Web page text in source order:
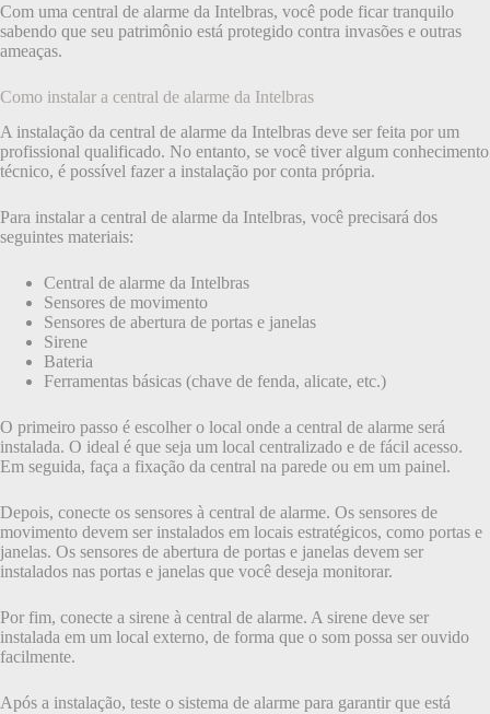
Com uma central de alarme da Intelbras, você pode ficar tranquilo
sabendo que seu patrimônio está protegido contra invasões e outras
ameaças.
Como instalar a central de alarme da Intelbras
A instalação da central de alarme da Intelbras deve ser feita por um
profissional qualificado. No entanto, se você tiver algum conhecimento
técnico, é possível fazer a instalação por conta própria.
Para instalar a central de alarme da Intelbras, você precisará dos
seguintes materiais:
Central de alarme da Intelbras
Sensores de movimento
Sensores de abertura de portas e janelas
Sirene
Bateria
Ferramentas básicas (chave de fenda, alicate, etc.)
O primeiro passo é escolher o local onde a central de alarme será
instalada. O ideal é que seja um local centralizado e de fácil acesso.
Em seguida, faça a fixação da central na parede ou em um painel.
Depois, conecte os sensores à central de alarme. Os sensores de
movimento devem ser instalados em locais estratégicos, como portas e
janelas. Os sensores de abertura de portas e janelas devem ser
instalados nas portas e janelas que você deseja monitorar.
Por fim, conecte a sirene à central de alarme. A sirene deve ser
instalada em um local externo, de forma que o som possa ser ouvido
facilmente.
Após a instalação, teste o sistema de alarme para garantir que está